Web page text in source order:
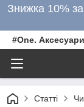
Знижка 10%
#One.
Статті